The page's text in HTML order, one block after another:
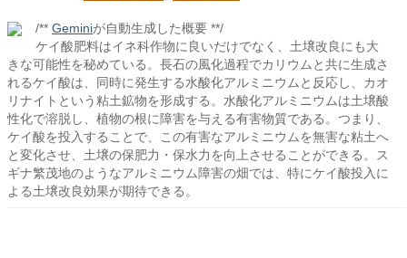
/** Geminiが自動生成した概要 **/
ケイ酸肥料はイネ科作物に良いだけでなく、土壌改良にも大
きな可能性を秘めている。長石の風化過程でカリウムと共に生成さ
れるケイ酸は、同時に発生する水酸化アルミニウムと反応し、カオ
リナイトという粘土鉱物を形成する。水酸化アルミニウムは土壌酸
性化で溶脱し、植物の根に障害を与える有害物質である。つまり、
ケイ酸を投入することで、この有害なアルミニウムを無害な粘土へ
と変化させ、土壌の保肥力・保水力を向上させることができる。ス
ギナ繁茂地のようなアルミニウム障害の畑では、特にケイ酸投入に
よる土壌改良効果が期待できる。